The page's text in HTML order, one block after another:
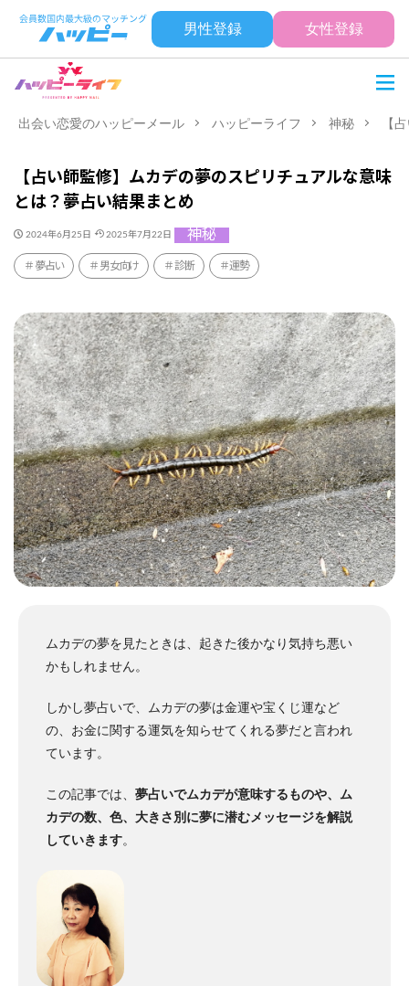
男性登録 女性登録
出会い恋愛のハッピーメール ハッピーライフ 神秘 【
【占い師監修】ムカデの夢のスピリチュアルな意味
とは？夢占い結果まとめ
2024年6月25日 2025年7月22日 神秘
夢占い 男女向け 診断 運勢
ムカデの夢を見たときは、起きた後かなり気持ち悪い
かもしれません。
しかし夢占いで、ムカデの夢は金運や宝くじ運など
の、お金に関する運気を知らせてくれる夢だと言われ
ています。
この記事では、 夢占いでムカデが意味するものや、ム
カデの数、色、大きさ別に夢に潜むメッセージを解説
していきます。